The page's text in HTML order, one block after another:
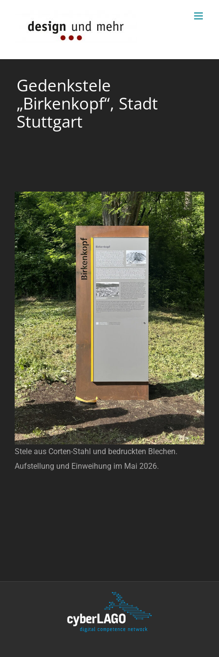
Gedenkstele
„Birkenkopf“, Stadt
Stuttgart
View
Larger
Image
Stele aus Corten-Stahl und bedruckten Blechen.
Aufstellung und Einweihung im Mai 2026.